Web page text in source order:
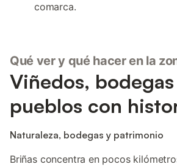
comarca.
Qué ver y qué hacer en la
Viñedos,
pueblos con
Naturaleza, bodegas y patrimonio
Briñas concentra en pocos